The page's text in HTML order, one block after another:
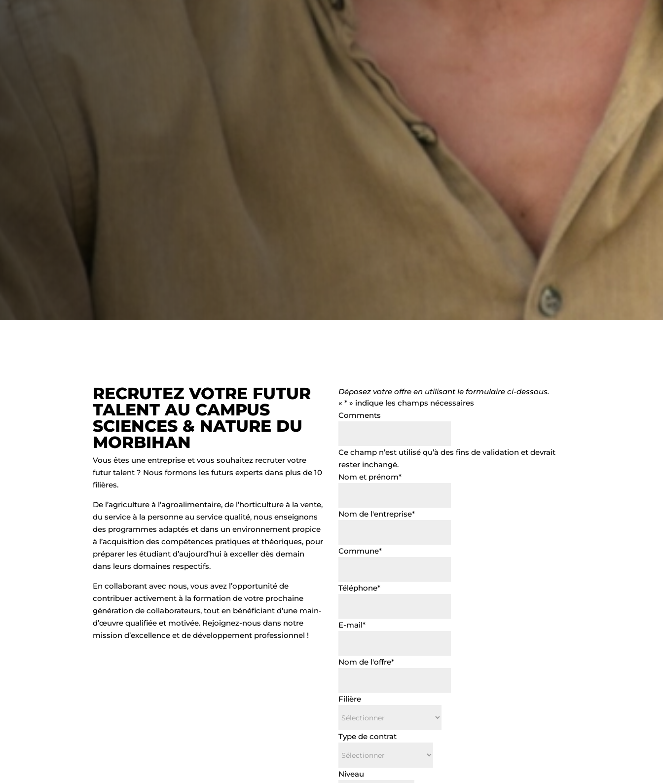
RECRUTEZ VOTRE FUTUR
TALENT AU CAMPUS
SCIENCES & NATURE DU
MORBIHAN
Vous êtes une entreprise et vous souhaitez recruter votre
futur talent ? Nous formons les futurs experts dans plus de 10
filières.
De l’agriculture à l’agroalimentaire, de l’horticulture à la vente,
du service à la personne au service qualité, nous enseignons
des programmes adaptés et dans un environnement propice
à l’acquisition des compétences pratiques et théoriques, pour
préparer les étudiant d’aujourd’hui à exceller dès demain
dans leurs domaines respectifs.
En collaborant avec nous, vous avez l’opportunité de
contribuer activement à la formation de votre prochaine
génération de collaborateurs, tout en bénéficiant d’une main-
d’œuvre qualifiée et motivée. Rejoignez-nous dans notre
mission d’excellence et de développement professionnel !
Déposez votre offre en utilisant le formulaire ci-dessous.
«* » indique les champs nécessaires
Comments
Ce champ n’est utilisé qu’à des fins de validation et devrait
rester inchangé.
Nom et prénom*
Nom de l'entreprise*
Commune*
Téléphone*
E-mail*
Nom de l'offre*
Filière
Type de contrat
Niveau